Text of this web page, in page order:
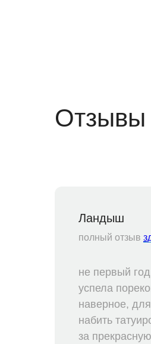
Отзывы
Ландыш
полный отзыв
не первый
успела
наверное,
набить
за